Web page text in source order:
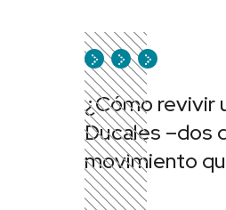
¿Cómo revivir
Ducales –dos
movimiento